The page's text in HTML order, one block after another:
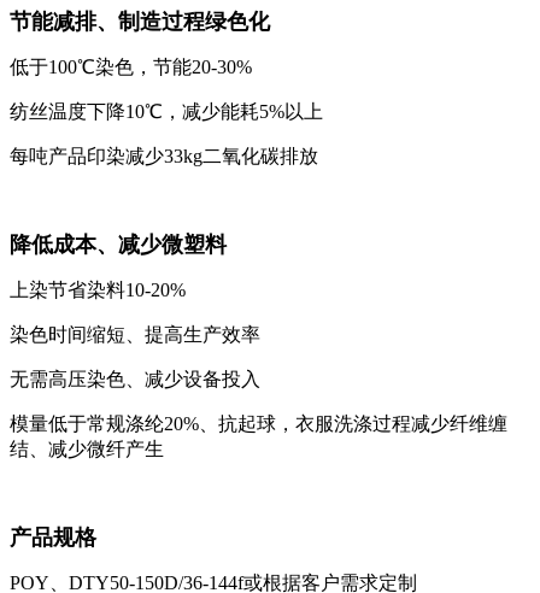
节能减排、制造过程绿色化
低于100℃染色，节能20-30%
纺丝温度下降10℃，减少能耗5%以上
每吨产品印染减少33kg二氧化碳排放
降低成本、减少微塑料
上染节省染料10-20%
染色时间缩短、提高生产效率
无需高压染色、减少设备投入
模量低于常规涤纶20%、抗起球，衣服洗涤过程减少纤维缠
结、减少微纤产生
产品规格
POY、DTY50-150D/36-144f或根据客户需求定制